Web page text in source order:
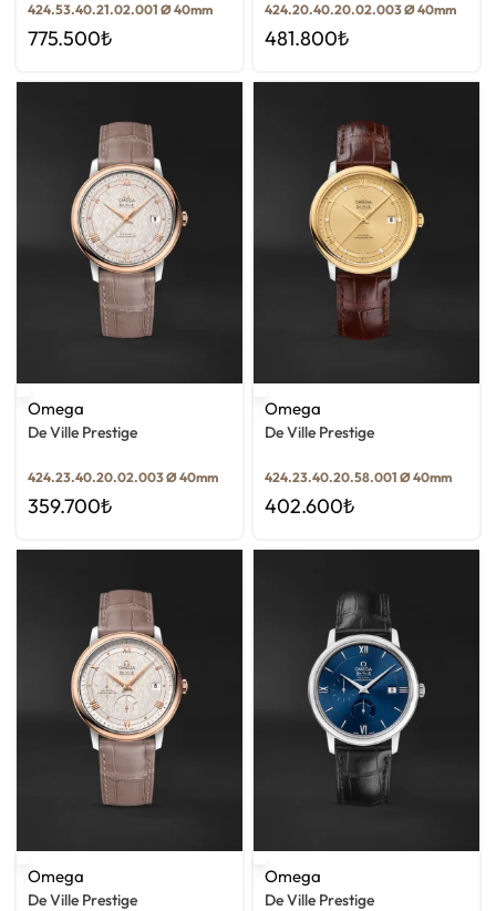
424.53.40.21.02.001 Ø 40mm
775.500₺
424.20.40.20.02.003 Ø 40mm
481.800₺
Omega
De Ville Prestige
424.23.40.20.02.003 Ø 40mm
359.700₺
Omega
De Ville Prestige
424.23.40.20.58.001 Ø 40mm
402.600₺
Omega
De Ville Prestige
Omega
De Ville Prestige